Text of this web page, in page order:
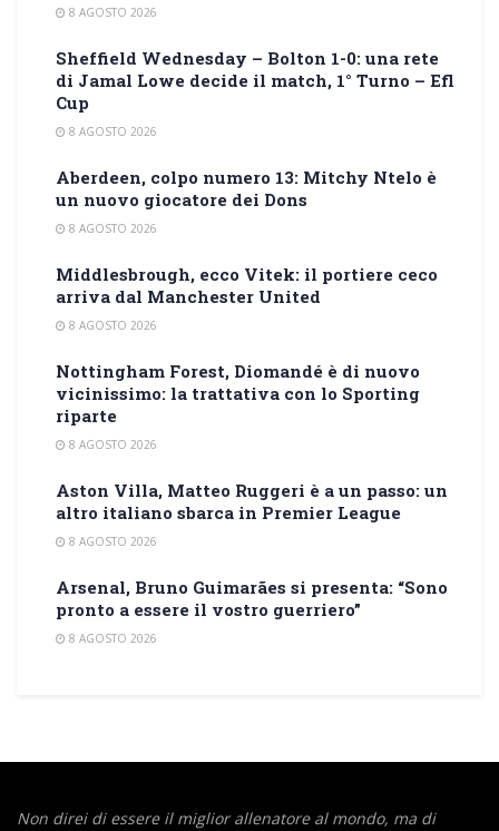
8 AGOSTO 2026
Sheffield Wednesday – Bolton 1-0: una rete
di Jamal Lowe decide il match, 1° Turno – Efl
Cup
8 AGOSTO 2026
Aberdeen, colpo numero 13: Mitchy Ntelo è
un nuovo giocatore dei Dons
8 AGOSTO 2026
Middlesbrough, ecco Vitek: il portiere ceco
arriva dal Manchester United
8 AGOSTO 2026
Nottingham Forest, Diomandé è di nuovo
vicinissimo: la trattativa con lo Sporting
riparte
8 AGOSTO 2026
Aston Villa, Matteo Ruggeri è a un passo: un
altro italiano sbarca in Premier League
8 AGOSTO 2026
Arsenal, Bruno Guimarães si presenta: “Sono
pronto a essere il vostro guerriero”
8 AGOSTO 2026
Non direi di essere il miglior allenatore al mondo, ma di